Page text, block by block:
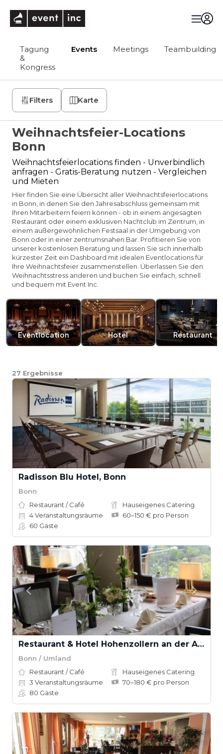
Tagung
&
Kongress
Events Meetings Teambuilding
Filters Karte
Weihnachtsfeier-Locations
Bonn
Weihnachtsfeierlocations finden - Unverbindlich
anfragen - Gratis-Beratung nutzen - Vergleichen
und Mieten
Hier finden Sie eine Übersicht aller Weihnachtsfeierlocations
in Bonn, in denen Sie den Jahresabschluss gemeinsam mit
Ihren Mitarbeitern feiern können - ob in einem angesagten
Restaurant oder einem exklusiven Nachtclub im Zentrum, in
einem außergewöhnlichen Festsaal in der Umgebung von
Bonn oder in einer zentrumsnahen Bar. Profitieren Sie von
unserer kostenlosen Beratung und lassen Sie sich innerhalb
kürzester Zeit ein Dashboard mit idealen Eventlocations für
Ihre Weihnachtsfeier zusammenstellen. Überlassen Sie den
Weihnachtsstress anderen und buchen Sie einfach, schnell
und bequem mit Event Inc.
Eventlocation Hotel Restaurant
27 Ergebnisse
Radisson Blu Hotel, Bonn
Bonn
Restaurant / Café
Hauseigenes Catering
4Veranstaltungsräume
60–150 € pro Person
60 Gäste
Restaurant & Hotel Hohenzollern an der Ahr
Bonn / Umland
Restaurant / Café
Hauseigenes Catering
3 Veranstaltungsräume
70–180 € pro Person
80 Gäste